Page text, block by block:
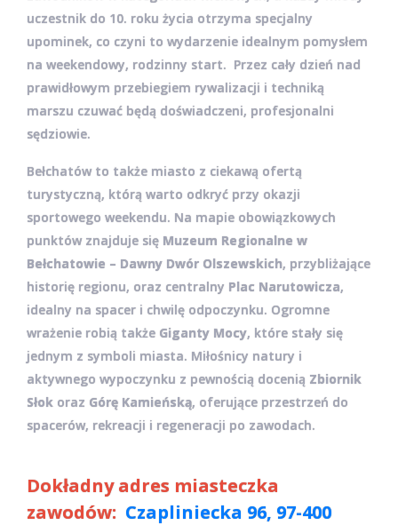
uczestnik do 10. roku życia otrzyma specjalny
upominek, co czyni to wydarzenie idealnym pomysłem
na weekendowy, rodzinny start. Przez cały dzień nad
prawidłowym przebiegiem rywalizacji i techniką
marszu czuwać będą doświadczeni, profesjonalni
sędziowie.
Bełchatów to także miasto z ciekawą ofertą
turystyczną, którą warto odkryć przy okazji
sportowego weekendu. Na mapie obowiązkowych
punktów znajduje się Muzeum Regionalne w
Bełchatowie – Dawny Dwór Olszewskich, przybliżające
historię regionu, oraz centralny Plac Narutowicza,
idealny na spacer i chwilę odpoczynku. Ogromne
wrażenie robią także Giganty Mocy, które stały się
jednym z symboli miasta. Miłośnicy natury i
aktywnego wypoczynku z pewnością docenią Zbiornik
Słok oraz Górę Kamieńską, oferujące przestrzeń do
spacerów, rekreacji i regeneracji po zawodach.
Dokładny adres miasteczka
zawodów: Czapliniecka 96, 97-400